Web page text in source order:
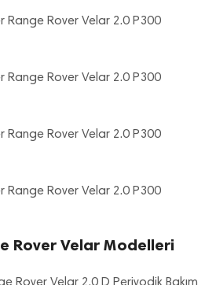
Range Rover Velar 2.0 P300
Range Rover Velar 2.0 P300
Range Rover Velar 2.0 P300
Range Rover Velar 2.0 P300
Rover Velar Modelleri